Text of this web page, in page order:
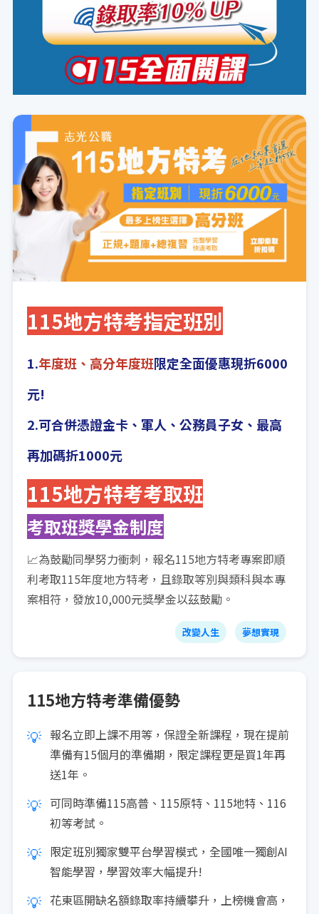
115地方特考指定班別
1.年度班、高分年度班限定全面優惠現折6000
元!
2.可合併憑證金卡、軍人、公務員子女、最高
再加碼折1000元
115地方特考考取班
考取班獎學金制度
📈為鼓勵同學努力衝刺，報名115地方特考專案即順
利考取115年度地方特考，且錄取等別與類科與本專
案相符，發放10,000元獎學金以茲鼓勵。
改變人生 夢想實現
115地方特考準備優勢
💡 報名立即上課不用等，保證全新課程，現在提前
準備有15個月的準備期，限定課程更是買1年再
送1年。
💡 可同時準備115高普、115原特、115地特、116
初等考試。
💡
限定班別獨家雙平台學習模式，全國唯一獨創AI
智能學習，學習效率大幅提升!
💡 花東區開缺名額錄取率持續攀升，上榜機會高，